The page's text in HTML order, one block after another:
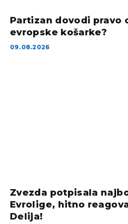
Partizan dovodi pravo
evropske košarke?
09.08.2026
Zvezda potpisala
Evrolige, hitno
Delija!